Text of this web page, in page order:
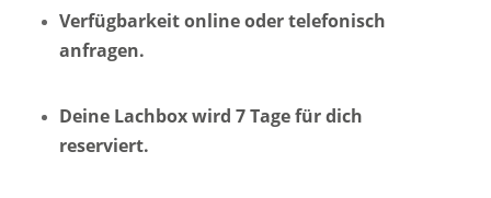
Verfügbarkeit online oder telefonisch
anfragen.
Deine Lachbox wird 7 Tage für dich
reserviert.